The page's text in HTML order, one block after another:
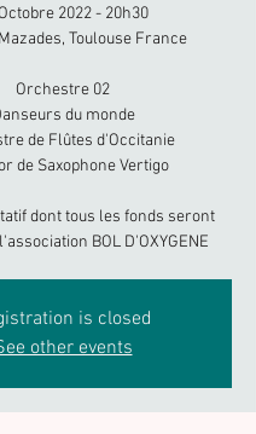
2022 - 20h30
Toulouse France
Orchestre 02
du monde
de Flûtes d'Occitanie
de Saxophone Vertigo
dont tous les fonds seront
BOL D'OXYGENE
is closed
other events